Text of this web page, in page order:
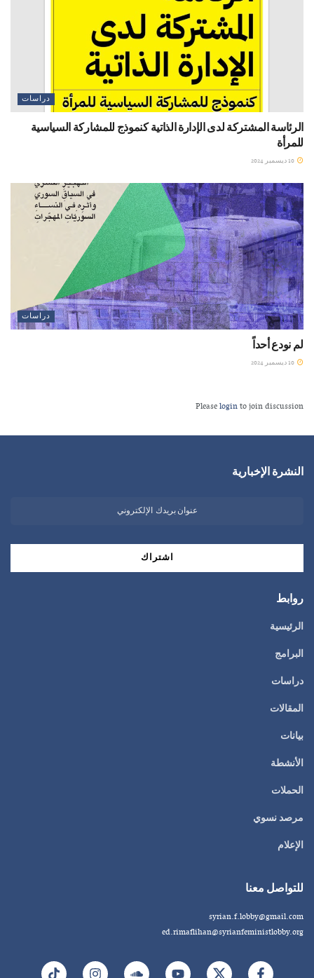
دراسات
الرئاسة المشتركة لدى الإدارة الذاتية كنموذج للمشاركة السياسية
للمرأة
دراسات
لم نودع أحداً
Pleaseloginto join discussion
النشرة الإخبارية
روابط
الرئيسية
البرامج
دراسات
المقالات
بيانات
الأنشطة
الحملات
مرصد نسوي
الإعلام
للتواصل معنا
syrian.f.lobby@gmail.com
ed.rimaflihan@syrianfeministlobby.org